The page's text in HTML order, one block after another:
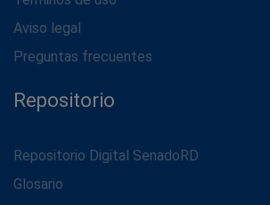
Aviso legal
Preguntas frecuentes
Repositorio
Repositorio Digital SenadoRD
Glosario